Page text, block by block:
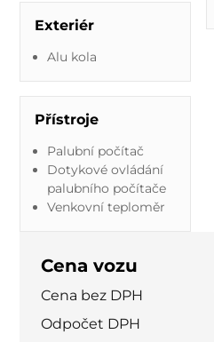
Exteriér
Alu kola
Přístroje
Palubní počítač
Dotykové ovládání
palubního počítače
Venkovní teploměr
Cena vozu
Cena bez DPH
Odpočet DPH